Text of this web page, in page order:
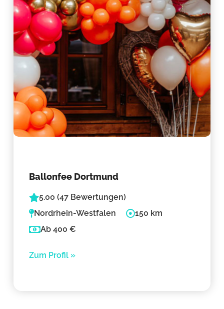
Ballonfee Dortmund
5.00 (47 Bewertungen)
Nordrhein-Westfalen
150 km
Ab 400 €
Zum Profil »